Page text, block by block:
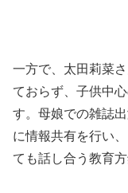
一方で、太田莉菜
ておらず、子供中
す。母娘での雑誌
に情報共有を行い
ても話し合う教育